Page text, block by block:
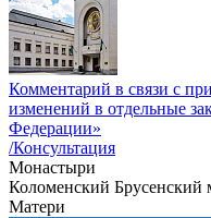
Комментарий в связи с
изменений в отдельные
Федерации»
/Консультация
Монастыри
Коломенский Брусенский
Матери